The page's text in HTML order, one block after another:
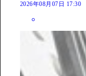
2026年08月07日 17:30